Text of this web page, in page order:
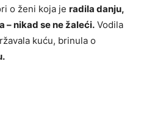
o ženi koja je radila danju,
– nikad se ne žaleći. Vodila
kuću, brinula o